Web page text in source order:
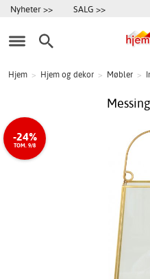
Nyheter >> SALG >>
Hjem > Hjem og dekor > Møbler >
-24%
TOM. 9/8